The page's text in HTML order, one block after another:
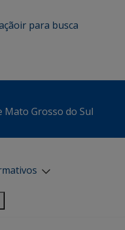
ir para busca
Grosso do Sul